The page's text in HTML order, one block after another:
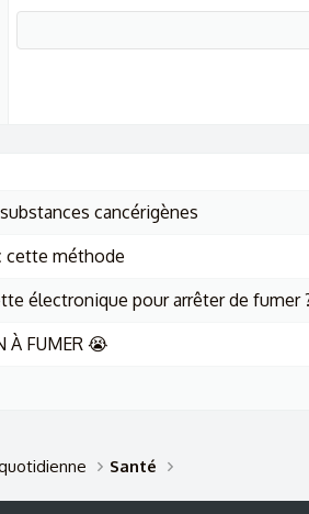
cancérigènes
cette méthode
électronique pour arrêter de fumer
À FUMER 😭
Santé